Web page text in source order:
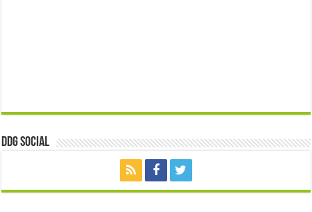
ddg Social